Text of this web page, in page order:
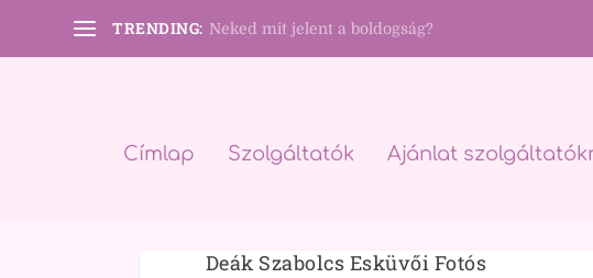
TRENDING: Neked mit jelent a boldogság?
Címlap Szolgáltatók Ajánlat
Deák Szabolcs Esküvői Fotós